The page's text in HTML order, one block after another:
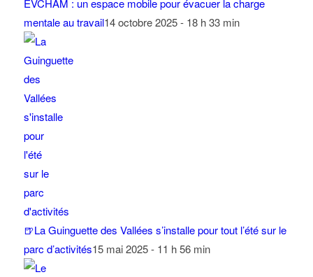
EVCHAM : un espace mobile pour évacuer la charge
mentale au travail14 octobre 2025 - 18 h 33 min
🍺La Guinguette des Vallées s’installe pour tout l’été sur le
parc d’activités15 mai 2025 - 11 h 56 min